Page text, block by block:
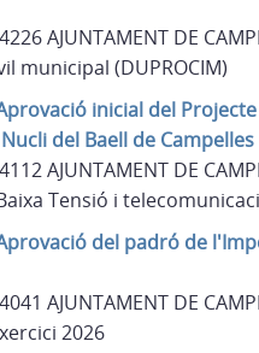
AJUNTAMENT DE
municipal (DUPROCIM)
Aprovació inicial del
del Baell de Campelles
AJUNTAMENT DE
Tensió i
- Aprovació del padró de
AJUNTAMENT DE
2026